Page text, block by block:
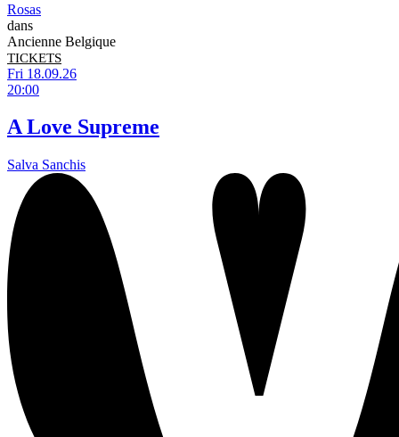
Rosas
dans
Ancienne Belgique
TICKETS
Fri 18.09.26
20:00
A Love Supreme
Salva Sanchis